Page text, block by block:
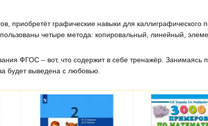
приобретёт графические навыки для каллиграфического
четыре метода: копировальный, линейный,
ФГОС – вот, что содержит в себе тренажёр. Занимаясь
будет выведена с любовью.